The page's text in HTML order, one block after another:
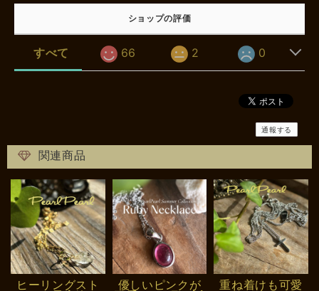
ショップの評価
すべて 66 2 0
通報する
関連商品
ヒーリングスト 優しいピンクが 重ね着けも可愛